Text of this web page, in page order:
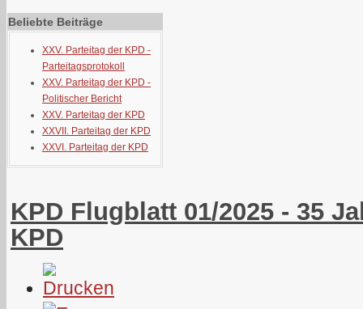
Beliebte Beiträge
XXV. Parteitag der KPD -
Parteitagsprotokoll
XXV. Parteitag der KPD -
Politischer Bericht
XXV. Parteitag der KPD
XXVII. Parteitag der KPD
XXVI. Parteitag der KPD
KPD Flugblatt 01/2025 - 35
KPD